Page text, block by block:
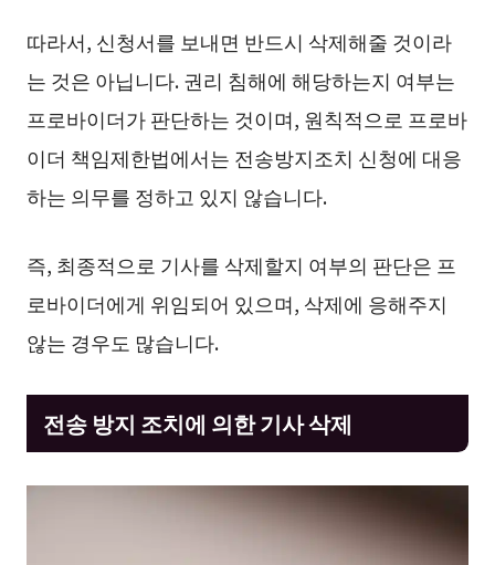
따라서, 신청서를 보내면 반드시 삭제해줄 것이라
는 것은 아닙니다. 권리 침해에 해당하는지 여부는
프로바이더가 판단하는 것이며, 원칙적으로 프로바
이더 책임제한법에서는 전송방지조치 신청에 대응
하는 의무를 정하고 있지 않습니다.
즉, 최종적으로 기사를 삭제할지 여부의 판단은 프
로바이더에게 위임되어 있으며, 삭제에 응해주지
않는 경우도 많습니다.
전송 방지 조치에 의한 기사 삭제